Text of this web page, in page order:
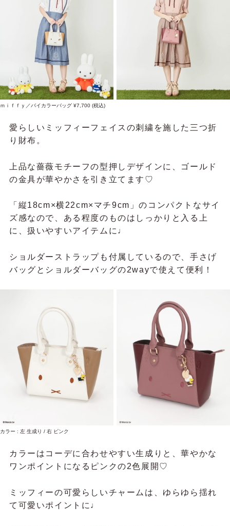
ｍｉｆｆｙ／バイカラーバッグ ¥7,700 (税込)
愛らしいミッフィーフェイスの刺繍を施した三つ折
り財布。
上品な薔薇モチーフの型押しデザインに、ゴールド
の金具が華やかさを引き立てます♡
「縦18cm×横22cm×マチ9cm」のコンパクトなサイ
ズ感なので、ある程度のものはしっかりと入る上
に、扱いやすいアイテムに♩
ショルダーストラップも付属しているので、手さげ
バッグとショルダーバッグの2wayで使えて便利！
カラー : 左 生成り / 右 ピンク
カラーはコーデに合わせやすい生成りと、華やかな
ワンポイントになるピンクの2色展開♡
ミッフィーの可愛らしいチャームは、ゆらゆら揺れ
て可愛いポイントに♩